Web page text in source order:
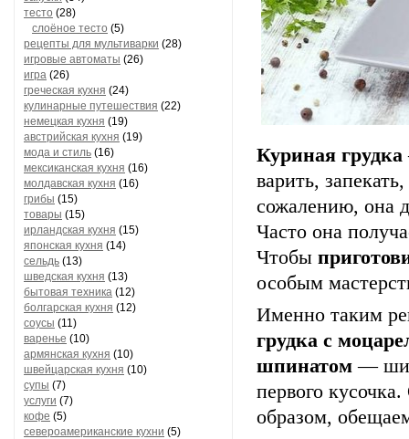
тесто (28)
слоёное тесто (5)
рецепты для мультиварки (28)
игровые автоматы (26)
игра (26)
греческая кухня (24)
кулинарные путешествия (22)
немецкая кухня (19)
австрийская кухня (19)
мода и стиль (16)
мексиканская кухня (16)
молдавская кухня (16)
грибы (15)
товары (15)
ирландская кухня (15)
японская кухня (14)
сельдь (13)
шведская кухня (13)
бытовая техника (12)
болгарская кухня (12)
соусы (11)
варенье (10)
армянская кухня (10)
швейцарская кухня (10)
супы (7)
услуги (7)
кофе (5)
североамериканские кухни (5)
Куриная грудка
варить,
сожалению, она
Часто она
Чтобы
особым
Именно таким
грудка с
шпинатом —
первого
образом,